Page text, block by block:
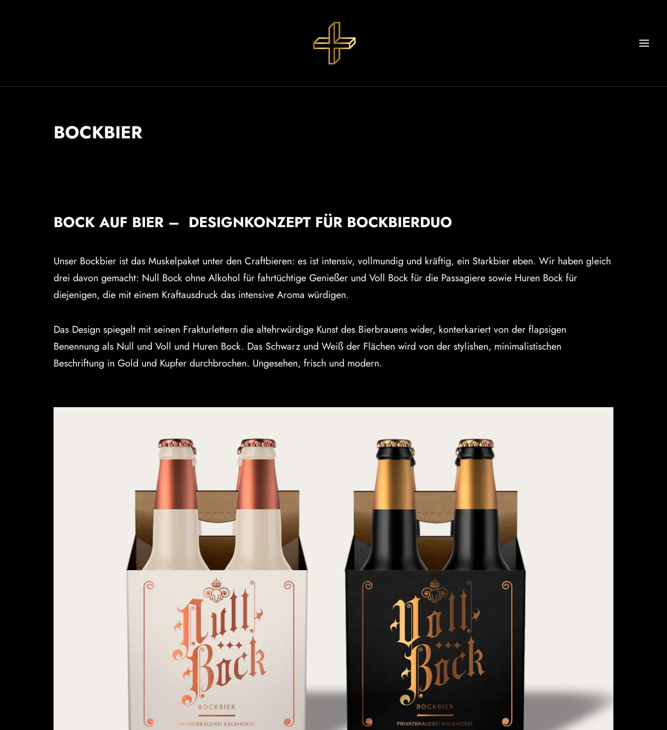
BOCKBIER
BOCK AUF BIER – DESIGNKONZEPT FÜR BOCKBIERDUO
Unser Bockbier ist das Muskelpaket unter den Craftbieren: es ist intensiv, vollmundig und kräftig, ein Starkbier eben. Wir haben gleich
drei davon gemacht: Null Bock ohne Alkohol für fahrtüchtige Genießer und Voll Bock für die Passagiere sowie Huren Bock für
diejenigen, die mit einem Kraftausdruck das intensive Aroma würdigen.
Das Design spiegelt mit seinen Frakturlettern die altehrwürdige Kunst des Bierbrauens wider, konterkariert von der flapsigen
Benennung als Null und Voll und Huren Bock. Das Schwarz und Weiß der Flächen wird von der stylishen, minimalistischen
Beschriftung in Gold und Kupfer durchbrochen. Ungesehen, frisch und modern.